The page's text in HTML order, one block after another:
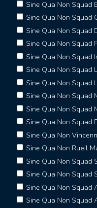
Sine Qua Non Squad
Sine Qua Non Squad
Sine Qua Non Squad
Sine Qua Non Squad
Sine Qua Non Squad
Sine Qua Non Squad
Sine Qua Non Squad
Sine Qua Non Squad
Sine Qua Non Squad
Sine Qua Non Squad
Sine Qua Non
Sine Qua Non Rueil
Sine Qua Non Squad
Sine Qua Non Squad
Sine Qua Non Squad
Sine Qua Non Squad